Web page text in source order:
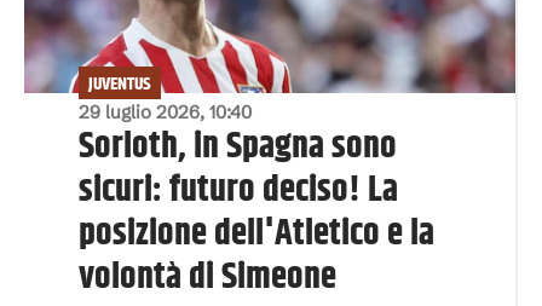
29 luglio 2026, 10:40
JUVENTUS
Sorloth, in Spagna sono
sicuri: futuro deciso! La
posizione dell'Atletico e la
volontà di Simeone